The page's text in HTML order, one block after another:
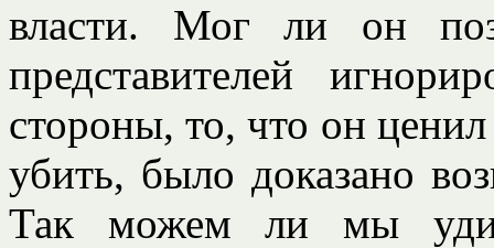
власти. Мог ли он
представителей
стороны, то, что он
убить, было доказано
Так можем ли мы